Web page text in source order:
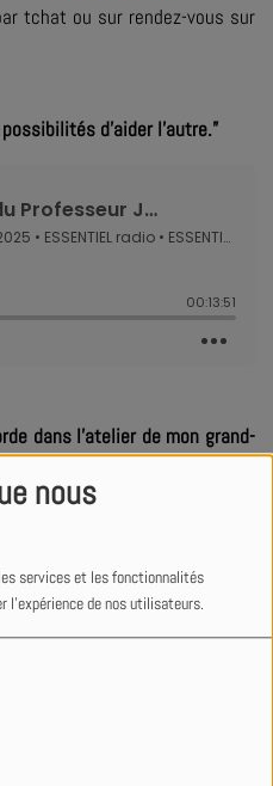
nous
services et les fonctionnalités
l'expérience de nos utilisateurs.
tchat ou sur rendez-vous sur
d'aider l'autre.”
dans l’atelier de mon grand-
extrêmement violent. Je